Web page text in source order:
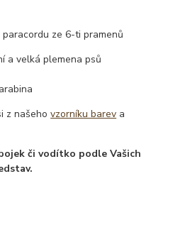
ze 6-ti pramenů
a velká plemena psů
z našehovzorníku barev a
či vodítko podle Vašich